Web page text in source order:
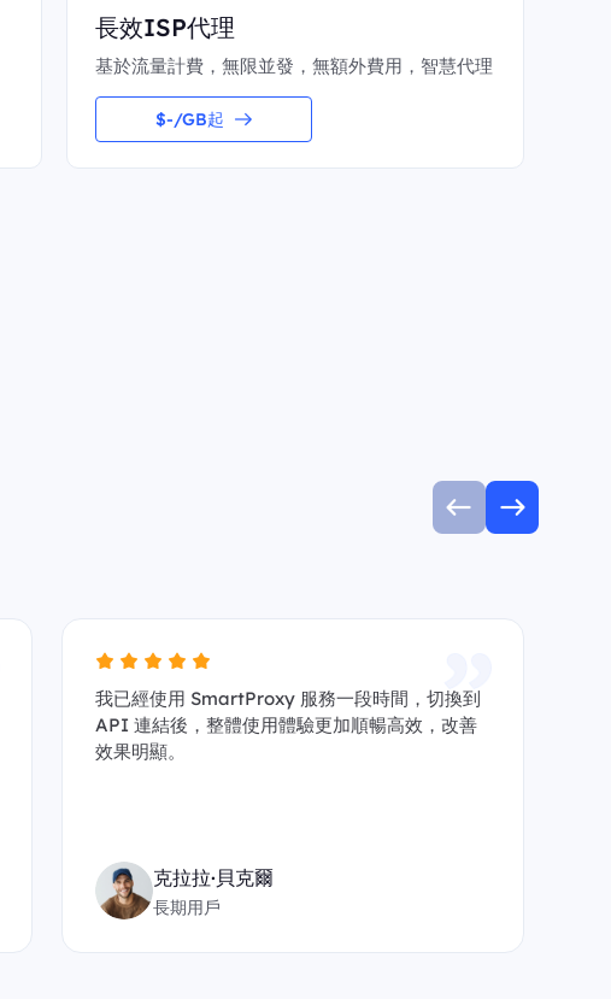
長效ISP代理
基於流量計費，無限並發，無額外費用，智慧代理
$-/GB起
我已經使用 SmartProxy 服務一段時間，切換到
API 連結後，整體使用體驗更加順暢高效，改善
效果明顯。
克拉拉·貝克爾
長期用戶